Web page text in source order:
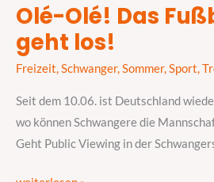
Olé-Olé! Das
geht los!
Freizeit,Schwanger,Sommer,Sport,
Seit dem 10.06. ist Deutschland
wo können Schwangere die
Geht Public Viewing in der
Olé-
Olé!
Das
Fußballfieber
geht
los!